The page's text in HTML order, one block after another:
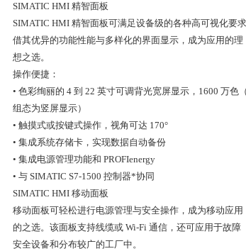
SIMATIC HMI 精智面板
SIMATIC HMI 精智面板可满足设备级的各种高可视化要
借其优异的功能性能与多样化的界面显示，成为应用的理
想之选。
操作便捷：
• 色彩绚丽的 4 到 22 英寸可调背光宽屏显示，1600 万色
组态为竖屏显示）
• 触摸式或按键式操作，视角可达 170°
• 集成系统存储卡，实现数据自动备份
• 集成电源管理功能和 PROFIenergy
• 与 SIMATIC S7-1500 控制器*协同
SIMATIC HMI 移动面板
移动面板可轻松进行电源管理与安全操作，成为移动应用
的之选。该面板支持线缆或 Wi-Fi 通信，还可应用于故障
安全设备和分布较广的工厂中。